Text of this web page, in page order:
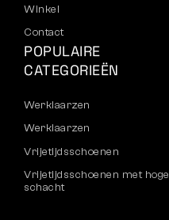
Winkel
Contact
POPULAIRE
CATEGORIEËN
Werklaarzen
Werklaarzen
Vrijetijdsschoenen
Vrijetijdsschoenen met hoge
schacht